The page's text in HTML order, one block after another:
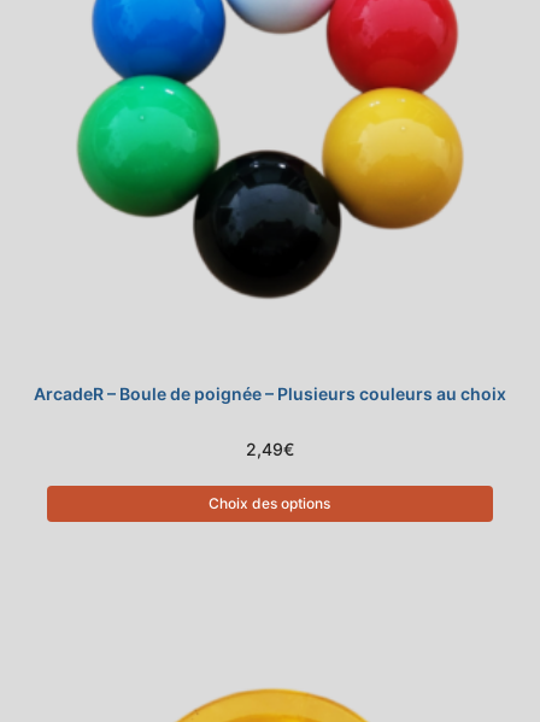
ArcadeR – Boule de poignée – Plusieurs couleurs au choix
2,49€
Choix des options